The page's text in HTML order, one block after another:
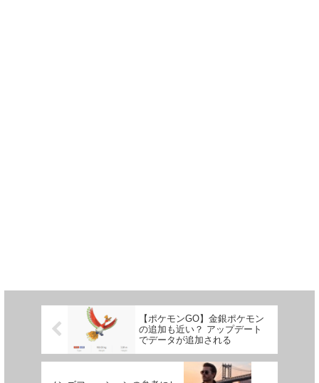
【ポケモンGO】金銀ポケモン
の追加も近い？ アップデート
でデータが追加される